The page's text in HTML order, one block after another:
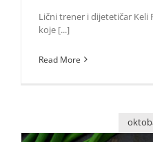
Lični trener i dijetetičar Keli
koje [...]
Read More